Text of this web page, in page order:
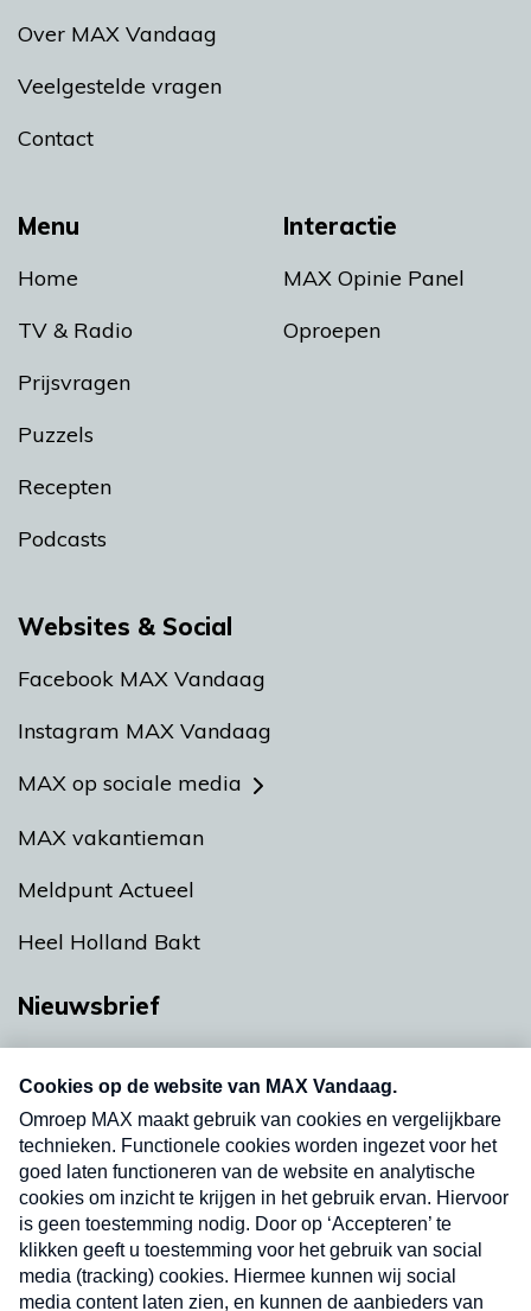
Menu
Home
TV & Radio
Prijsvragen
Puzzels
Recepten
Podcasts
Interactie
MAX Opinie Panel
Oproepen
Over MAX Vandaag
Veelgestelde vragen
Contact
Websites & Social
Facebook MAX Vandaag
Instagram MAX Vandaag
MAX op sociale media
MAX vakantieman
Meldpunt Actueel
Heel Holland Bakt
Nieuwsbrief
nieuwsbrief. Elke vrijdag- en dinsdagochtend in
uw mailbox.
Verzend